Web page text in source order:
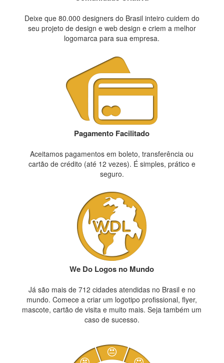
Deixe que 80.000 designers do Brasil inteiro cuidem do
seu projeto de design e web design e criem a melhor
logomarca para sua empresa.
Pagamento Facilitado
Aceitamos pagamentos em boleto, transferência ou
cartão de crédito (até 12 vezes). É simples, prático e
seguro.
We Do Logos no Mundo
Já são mais de 712 cidades atendidas no Brasil e no
mundo. Comece a criar um logotipo profissional, flyer,
mascote, cartão de visita e muito mais. Seja também um
caso de sucesso.